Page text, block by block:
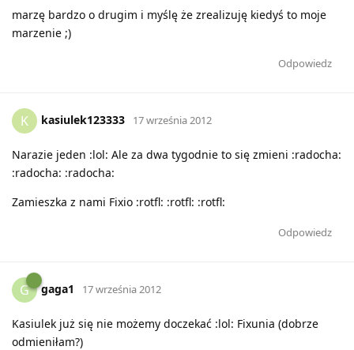
marzę bardzo o drugim i myślę że zrealizuję kiedyś to moje
marzenie ;)
Odpowiedz
K kasiulek123333 17 września 2012
Narazie jeden :lol: Ale za dwa tygodnie to się zmieni :radocha:
:radocha: :radocha:
Zamieszka z nami Fixio :rotfl: :rotfl: :rotfl:
Odpowiedz
G gaga1 17 września 2012
Kasiulek już się nie możemy doczekać :lol: Fixunia (dobrze
odmieniłam?)